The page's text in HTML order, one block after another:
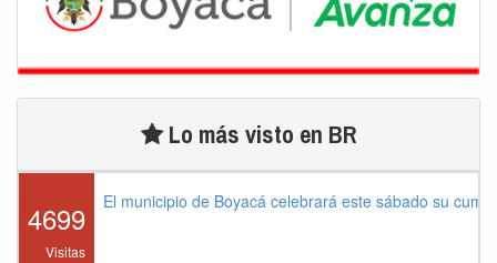
Lo más visto en BR
4699
Visitas
El municipio de Boyacá celebrará este sábado su